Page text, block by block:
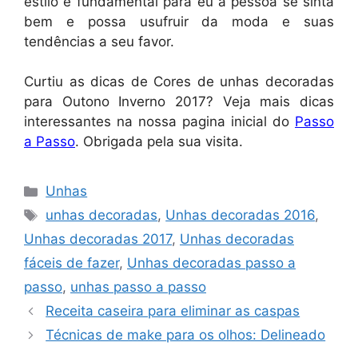
bem e possa usufruir da moda e suas
tendências a seu favor.
Curtiu as dicas de Cores de unhas decoradas
para Outono Inverno 2017? Veja mais dicas
interessantes na nossa pagina inicial do Passo
a Passo. Obrigada pela sua visita.
Categorias
Unhas
Tags
unhas decoradas, Unhas decoradas 2016,
Unhas decoradas 2017, Unhas decoradas
fáceis de fazer, Unhas decoradas passo a
passo, unhas passo a passo
Receita caseira para eliminar as caspas
Técnicas de make para os olhos: Delineado